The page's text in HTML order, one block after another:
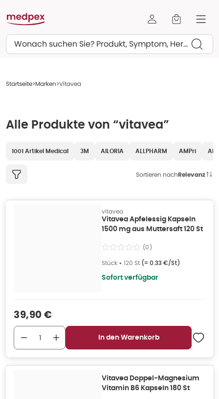
Suchen
Startseite Marken Vitavea
Alle Produkte von “vitavea”
1001 Artikel Medical 3M AILORIA ALLPHARM AMPri
Sortieren nachRelevanz
vitavea
Vitavea Apfelessig Kapseln
1500 mg aus Muttersaft 120 St
(0)
Stück • 120 St (= 0.33 €/St)
Sofort verfügbar
Verkaufspreis
39,90 €
In den Warenkorb
Vitavea Doppel-Magnesium
Vitamin B6 Kapseln 180 St